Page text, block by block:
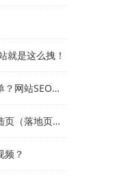
就是这么拽！
SEO推广...
落地页）？
频？